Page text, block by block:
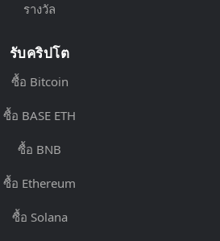
รางวัล
รับคริปโต
ซื้อ Bitcoin
ซื้อ BASE ETH
ซื้อ BNB
ซื้อ Ethereum
ซื้อ Solana